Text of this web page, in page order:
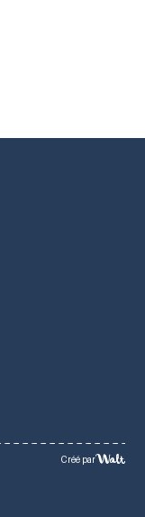
Créé par